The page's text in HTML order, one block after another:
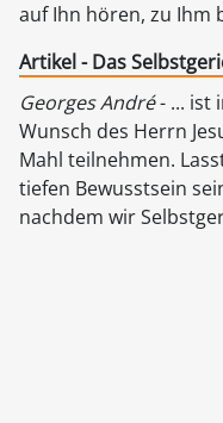
auf Ihn hören, zu Ihm
Artikel - Das
Georges André- ... ist
Wunsch des Herrn
Mahl teilnehmen.
tiefen Bewusstsein
nachdem wir